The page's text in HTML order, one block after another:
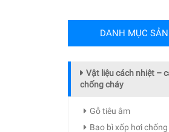
DANH MỤC
Vật liệu cách nhiệt –
chống cháy
Gỗ tiêu âm
Bao bì xốp hơi